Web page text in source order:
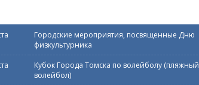
Городские мероприятия, посвященные Дню
физкультурника
Кубок Города Томска по волейболу (пляжный
волейбол)